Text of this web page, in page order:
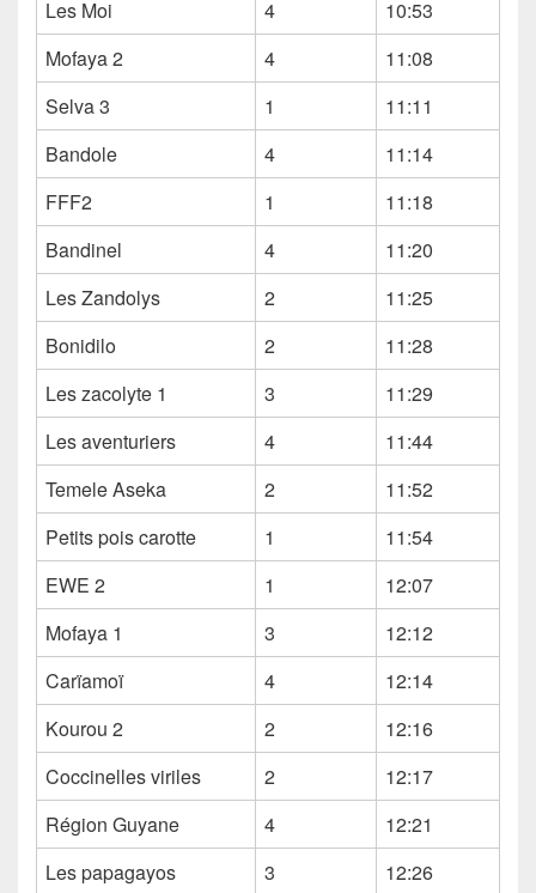
Les Moi 4
10:53
Mofaya 2
4
11:08
Selva 3
1
11:11
Bandole
4
11:14
FFF2
1
11:18
Bandinel
4
11:20
Les Zandolys
2
11:25
Bonidilo
2
11:28
Les zacolyte 1
3
11:29
Les aventuriers
4
11:44
Temele Aseka
2
11:52
Petits pois carotte
1
11:54
EWE 2
1
12:07
Mofaya 1
3
12:12
Carïamoï
4
12:14
Kourou 2
2
12:16
Coccinelles viriles
2
12:17
Région Guyane
4
12:21
Les papagayos
3
12:26